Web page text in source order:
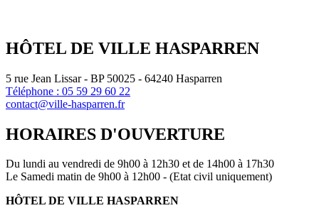
HÔTEL DE VILLE HASPARREN
5 rue Jean Lissar - BP 50025 - 64240 Hasparren
Téléphone : 05 59 29 60 22
contact@ville-hasparren.fr
HORAIRES D'OUVERTURE
Du lundi au vendredi de 9h00 à 12h30 et de 14h00 à 17h30
Le Samedi matin de 9h00 à 12h00 - (Etat civil uniquement)
HÔTEL DE VILLE HASPARREN